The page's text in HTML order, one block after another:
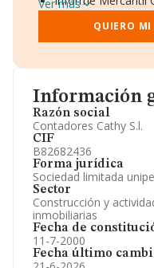
Información
Razón social
Contadores Cathy S.l.
CIF
B82682436
Forma jurídica
Sociedad limitada
Sector
Construcción y
inmobiliarias
Fecha de
11-7-2000
Fecha último
Gráficos de
Consejo de
Directivos y
Información oficial
Ver más
QUIERO